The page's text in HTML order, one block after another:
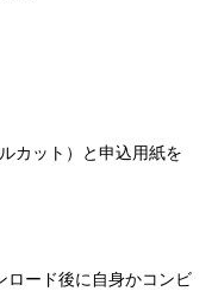
カット）と申込用紙を
ロード後に自身かコンビ